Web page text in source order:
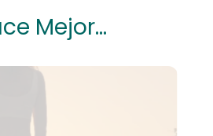
Mejor...